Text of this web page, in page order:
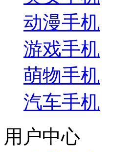
动漫手机
游戏手机
萌物手机
汽车手机
用户中心